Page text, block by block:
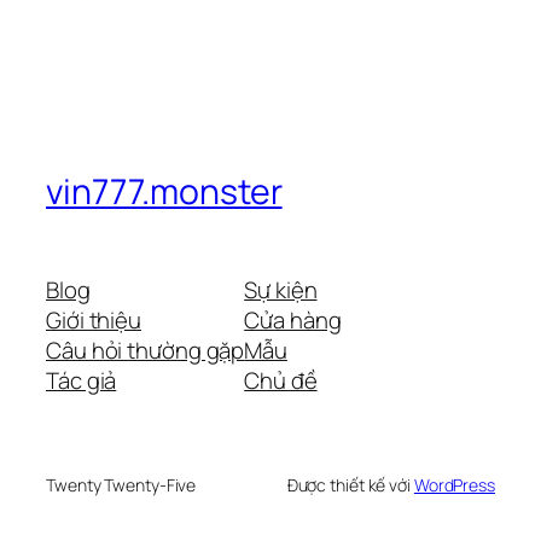
vin777.monster
Blog
Giới thiệu
Câu hỏi thường gặp
Tác giả
Sự kiện
Cửa hàng
Mẫu
Chủ đề
Twenty Twenty-Five Được thiết kế với WordPress